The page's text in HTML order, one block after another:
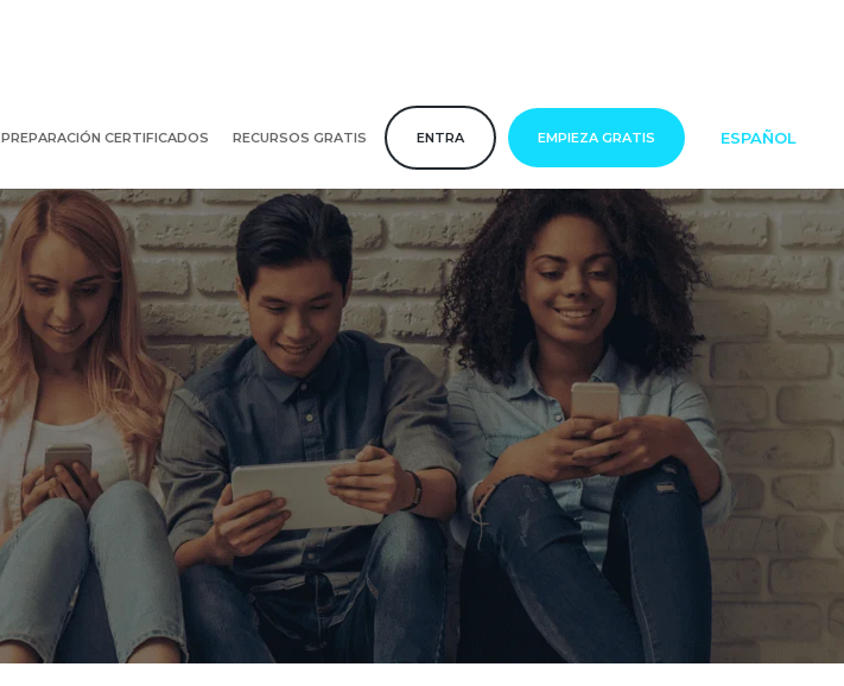
PREPARACIÓN CERTIFICADOS RECURSOS GRATIS ENTRA EMPIEZA GRATIS ESPAÑOL